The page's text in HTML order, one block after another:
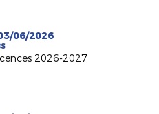
06/2026
2026-2027